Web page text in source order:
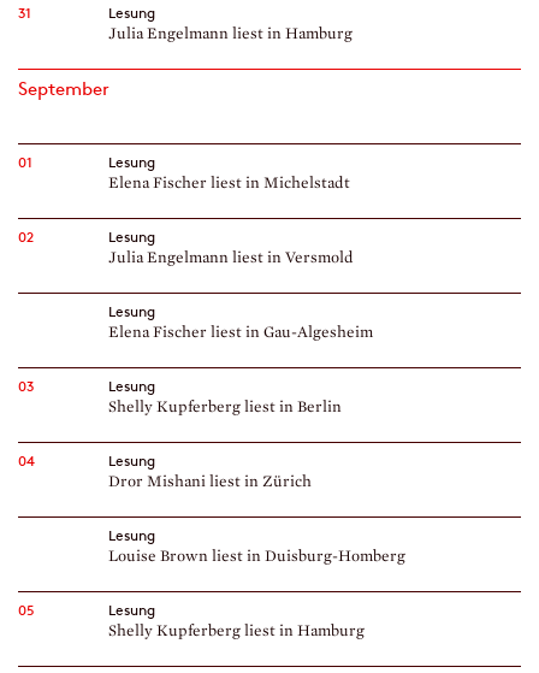
31
Lesung
Julia Engelmann liest in Hamburg
September
01
Lesung
Elena Fischer liest in Michelstadt
02
Lesung
Julia Engelmann liest in Versmold
Lesung
Elena Fischer liest in Gau-Algesheim
03
Lesung
Shelly Kupferberg liest in Berlin
04
Lesung
Dror Mishani liest in Zürich
Lesung
Louise Brown liest in Duisburg-Homberg
05
Lesung
Shelly Kupferberg liest in Hamburg